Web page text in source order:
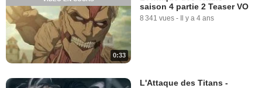
0:33
saison 4 partie 2 Teaser VO
8 341 vues - Il y a 4 ans
L'Attaque des Titans -